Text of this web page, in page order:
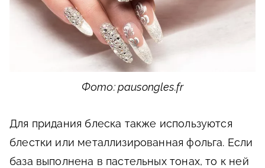
Фото: pausongles.fr
Для придания блеска также используются
блестки или металлизированная фольга. Если
база выполнена в пастельных тонах, то к ней